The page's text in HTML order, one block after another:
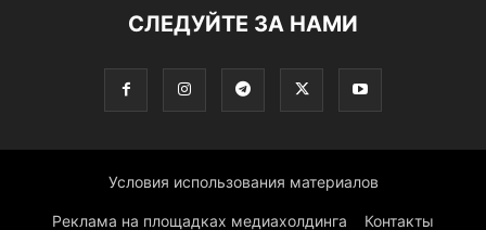
СЛЕДУЙТЕ ЗА НАМИ
Условия использования материалов
Реклама на площадках медиахолдинга Контакты